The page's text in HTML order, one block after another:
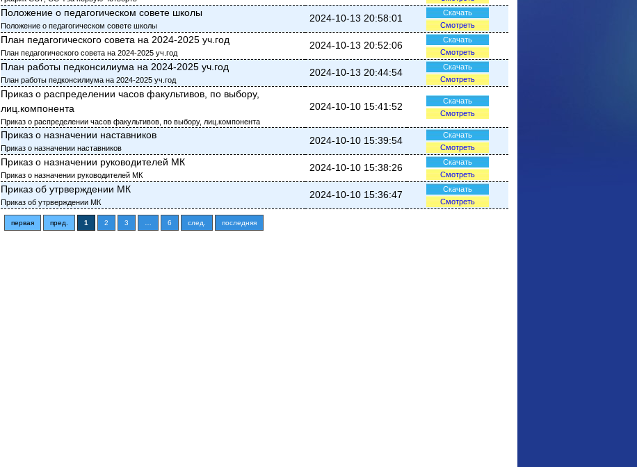
Положение о педагогическом совете школы
Положение о педагогическом совете школы
2024-10-13 20:58:01
Скачать
Смотреть
План педагогического совета на 2024-2025 уч.год
План педагогического совета на 2024-2025 уч.год
2024-10-13 20:52:06
Скачать
Смотреть
План работы педконсилиума на 2024-2025 уч.год
План работы педконсилиума на 2024-2025 уч.год
2024-10-13 20:44:54
Скачать
Смотреть
Приказ о распределении часов факультивов, по выбору,
лиц.компонента
Приказ о распределении часов факультивов, по выбору, лиц.компонента
2024-10-10 15:41:52
Скачать
Смотреть
Приказ о назначении наставников
Приказ о назначении наставников
2024-10-10 15:39:54
Скачать
Смотреть
Приказ о назначении руководителей МК
Приказ о назначении руководителей МК
2024-10-10 15:38:26
Скачать
Смотреть
Приказ об утрверждении МК
Приказ об утрверждении МК
2024-10-10 15:36:47
Скачать
Смотреть
первая пред. 1 2 3 6 след. последняя